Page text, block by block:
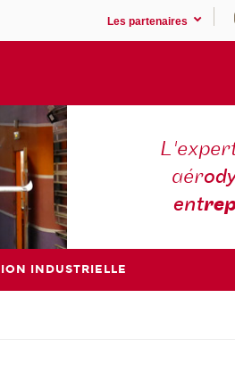
Les partenaires
aér
ent
INDUSTRIELLE